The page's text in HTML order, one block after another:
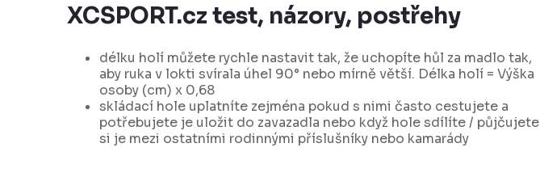
XCSPORT.cz test, názory, postřehy
délku holí můžete rychle nastavit tak, že uchopíte hůl za madlo tak,
aby ruka v lokti svírala úhel 90° nebo mírně větší. Délka holí = Výška
osoby (cm) x 0,68
skládací hole uplatníte zejména pokud s nimi často cestujete a
potřebujete je uložit do zavazadla nebo když hole sdílíte / půjčujete
si je mezi ostatními rodinnými příslušníky nebo kamarády